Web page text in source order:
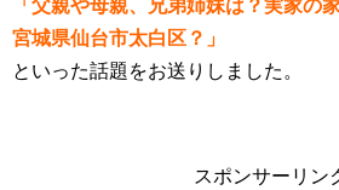
「父親や母親、兄弟姉妹は？実家の
宮城県仙台市太白区？」
といった話題をお送りしました。
スポンサーリン